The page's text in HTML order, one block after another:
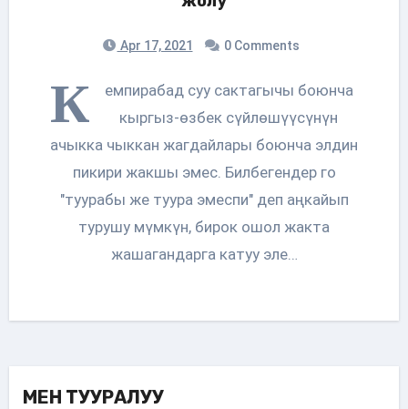
Apr 17, 2021 0 Comments
К
емпирабад суу сактагычы боюнча
кыргыз-өзбек сүйлөшүүсүнүн
ачыкка чыккан жагдайлары боюнча элдин
пикири жакшы эмес. Билбегендер го
"туурабы же туура эмеспи" деп аңкайып
турушу мүмкүн, бирок ошол жакта
жашагандарга катуу эле…
МЕН ТУУРАЛУУ